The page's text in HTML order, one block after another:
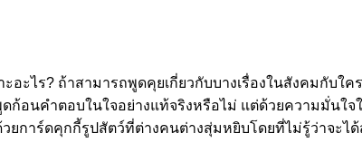
อะไร? ถ้าสามารถพูดคุยเกี่ยวกับบางเรื่องในสังคมกับ
ก้อนคำตอบในใจอย่างแท้จริงหรือไม่ แต่ด้วยความมั่นใ
การ์ดคุกกี้รูปสัตว์ที่ต่างคนต่างสุ่มหยิบโดยที่ไม่รู้ว่าจะไ